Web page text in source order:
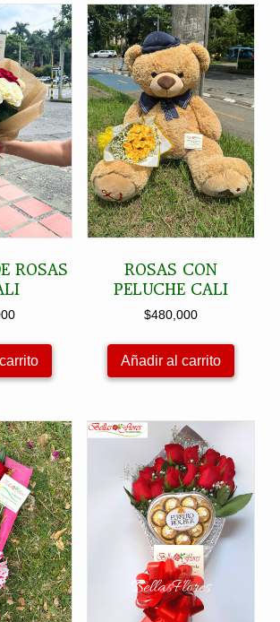
ROSAS
ROSAS CON
PELUCHE CALI
$480,000
Añadir al carrito